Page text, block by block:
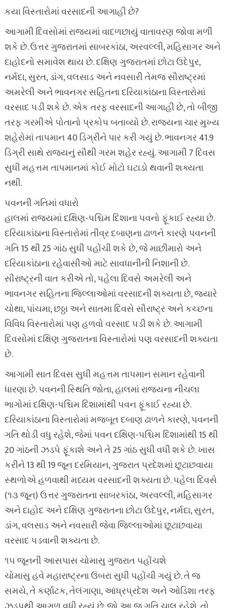
કયા વિસ્તારોમાં વરસાદની આગાહી છે?
આગામી દિવસોમાં રાજ્યમાં વાદળછાયું વાતાવરણ જોવા મળી
શકે છે. ઉત્તર ગુજરાતમાં સાબરકાંઠા, અરવલ્લી, મહિસાગર અને
દાહોદનો સમાવેશ થાય છે. દક્ષિણ ગુજરાતમાં છોટા ઉદેપુર,
નર્મદા, સુરત, ડાંગ, વલસાડ અને નવસારી તેમજ સૌરાષ્ટ્રમાં
અમરેલી અને ભાવનગર સહિતના દરિયાકાંઠાના વિસ્તારોમાં
વરસાદ પડી શકે છે. એક તરફ વરસાદની આગાહી છે, તો બીજી
તરફ ગરમીએ પોતાનો પ્રકોપ બતાવ્યો છે. રાજ્યના ચાર મુખ્ય
શહેરોમાં તાપમાન 40 ડિગ્રીને પાર કરી ગયું છે. ભાવનગર 41.9
ડિગ્રી સાથે રાજ્યનું સૌથી ગરમ શહેર રહ્યું. આગામી 7 દિવસ
સુધી મહત્તમ તાપમાનમાં કોઈ મોટો ઘટાડો થવાની શક્યતા
નથી.
પવનની ગતિમાં વધારો
હાલમાં રાજ્યમાં દક્ષિણ-પશ્ચિમ દિશાના પવનો ફૂંકાઈ રહ્યા છે.
દરિયાકાંઠાના વિસ્તારોમાં તીવ્ર દબાણના ઢાળને કારણે પવનની
ગતિ 15 થી 25 ગાંઠ સુધી પહોંચી શકે છે, જે માછીમારો અને
દરિયાકાંઠાના રહેવાસીઓ માટે સાવધાનીની નિશાની છે.
સૌરાષ્ટ્રની વાત કરીએ તો, પહેલા દિવસે અમરેલી અને
ભાવનગર સહિતના જિલ્લાઓમાં વરસાદની શક્યતા છે, જ્યારે
ચોથા, પાંચમા, છઠ્ઠા અને સાતમા દિવસે સૌરાષ્ટ્ર અને કચ્છના
વિવિધ વિસ્તારોમાં પણ હળવો વરસાદ પડી શકે છે. આગામી
દિવસોમાં દક્ષિણ ગુજરાતના વિસ્તારોમાં પણ વરસાદની શક્યતા
છે.
આગામી સાત દિવસ સુધી મહત્તમ તાપમાન સમાન રહેવાની
ધારણા છે. પવનની સ્થિતિ જોતા, હાલમાં રાજ્યના નીચલા
ભાગોમાં દક્ષિણ-પશ્ચિમ દિશામાંથી પવન ફૂંકાઈ રહ્યા છે.
દરિયાકાંઠાના વિસ્તારોમાં મજબૂત દબાણ ઢાળને કારણે, પવનની
ગતિ થોડી વધુ રહેશે, જેમાં પવન દક્ષિણ-પશ્ચિમ દિશામાંથી 15 થી
20 ગાંઠની ઝડપે ફૂંકાશે અને તે 25 ગાંઠ સુધી વધી શકે છે. ખાસ
કરીને 13 થી 19 જૂન દરમિયાન, ગુજરાત પ્રદેશમાં છૂટાછવાયા
સ્થળોએ હળવાથી મધ્યમ વરસાદની શક્યતા છે. પહેલા દિવસે
(૧૩ જૂન) ઉત્તર ગુજરાતના સાબરકાંઠા, અરવલ્લી, મહિસાગર
અને દાહોદ અને દક્ષિણ ગુજરાતના છોટા ઉદેપુર, નર્મદા, સુરત,
ડાંગ, વલસાડ અને નવસારી જેવા જિલ્લાઓમાં છૂટાછવાયા
વરસાદ પડવાની શક્યતા છે.
૧૫ જૂનની આસપાસ ચોમાસુ ગુજરાત પહોંચશે
ચોમાસુ હવે મહારાષ્ટ્રના ઉંબરા સુધી પહોંચી ગયું છે. તે જ
સમયે, તે કર્ણાટક, તેલંગાણા, આંધ્રપ્રદેશ અને ઓડિશા તરફ